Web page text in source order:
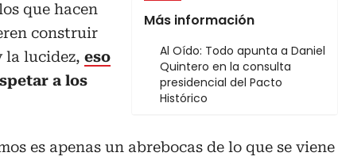
Más información
Al Oído: Todo apunta a Daniel
Quintero en la consulta
presidencial del Pacto
Histórico
que hacen
construir
la lucidez, eso
a los
es apenas un abrebocas de lo que se viene